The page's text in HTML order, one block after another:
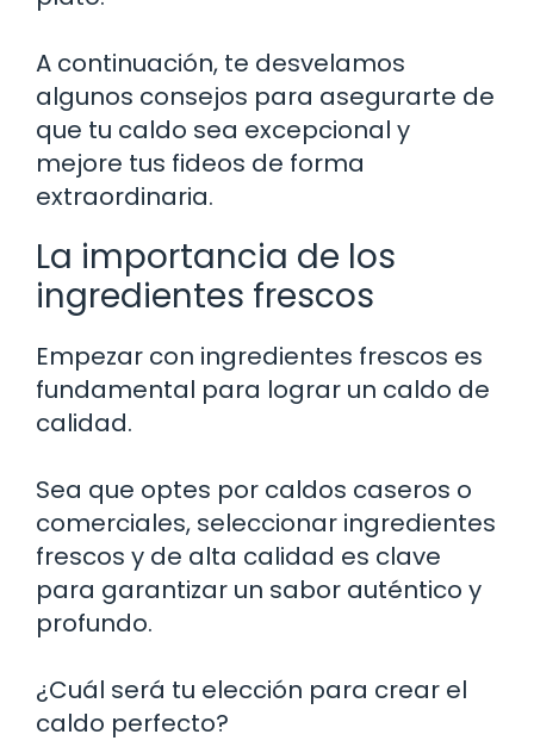
A continuación, te desvelamos
algunos consejos para asegurarte de
que tu caldo sea excepcional y
mejore tus fideos de forma
extraordinaria.
La importancia de los
ingredientes frescos
Empezar con ingredientes frescos es
fundamental para lograr un caldo de
calidad.
Sea que optes por caldos caseros o
comerciales, seleccionar ingredientes
frescos y de alta calidad es clave
para garantizar un sabor auténtico y
profundo.
¿Cuál será tu elección para crear el
caldo perfecto?